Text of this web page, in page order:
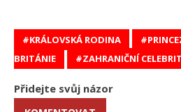
KRÁLOVSKÁ RODINA
BRITÁNIE
ZAHRANIČNÍ
Přidejte svůj názor